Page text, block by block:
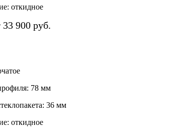
откидное
900 руб.
78 мм
36 мм
откидное